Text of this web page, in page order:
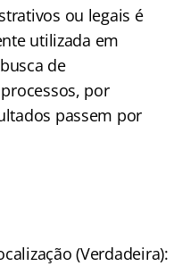
ou legais é
utilizada em
de
por
passem por
(Verdadeira):